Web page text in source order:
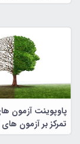
پاوپوینت آزمون
تمرکز بر آزمون